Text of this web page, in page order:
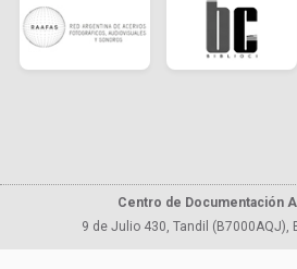
Centro de Documentación
9 de Julio 430, Tandil (B7000AQJ),